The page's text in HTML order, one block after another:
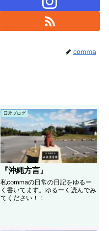
comma
日常ブログ
『沖縄方言』
私commaの日常の日記をゆるー
く書いてます。ゆるーく読んでみ
てください！！